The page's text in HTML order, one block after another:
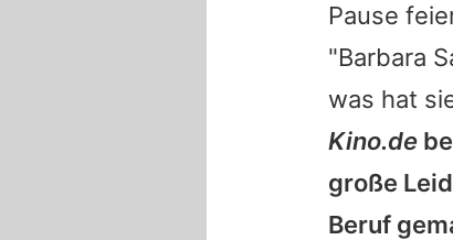
Pause
"Barbara
was hat
Kino.de
große
Beruf